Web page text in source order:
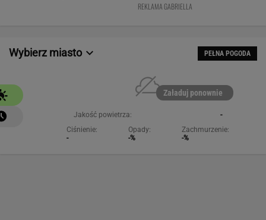
REKLAMA GABRIELLA
Wybierz miasto PEŁNA POGODA
Załaduj ponownie
Jakość powietrza:
-
Ciśnienie:
-
Opady:
-%
Zachmurzenie:
-%